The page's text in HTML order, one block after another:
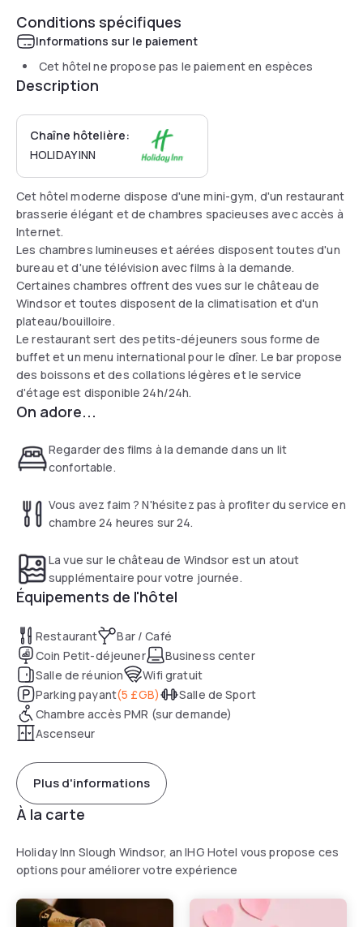
Conditions spécifiques
Informations sur le paiement
Cet hôtel ne propose pas le paiement en espèces
Description
Chaîne hôtelière:
HOLIDAY INN
Cet hôtel moderne dispose d'une mini-gym, d'un restaurant
brasserie élégant et de chambres spacieuses avec accès à
Internet.
Les chambres lumineuses et aérées disposent toutes d'un
bureau et d'une télévision avec films à la demande.
Certaines chambres offrent des vues sur le château de
Windsor et toutes disposent de la climatisation et d'un
plateau/bouilloire.
Le restaurant sert des petits-déjeuners sous forme de
buffet et un menu international pour le dîner. Le bar propose
des boissons et des collations légères et le service
d'étage est disponible 24h/24h.
On adore...
Regarder des films à la demande dans un lit
confortable.
Vous avez faim ? N'hésitez pas à profiter du service en
chambre 24 heures sur 24.
La vue sur le château de Windsor est un atout
supplémentaire pour votre journée.
Équipements de l'hôtel
Restaurant
Bar / Café
Coin Petit-déjeuner
Business center
Salle de réunion
Wifi gratuit
Parking payant(5 £GB)
Salle de Sport
Chambre accès PMR (sur demande)
Ascenseur
Plus d'informations
À la carte
Holiday Inn Slough Windsor, an IHG Hotel vous propose ces
options pour améliorer votre expérience